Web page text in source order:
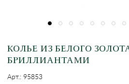
КОЛЬЕ ИЗ БЕЛОГО
БРИЛЛИАНТАМИ
Арт.: 95853